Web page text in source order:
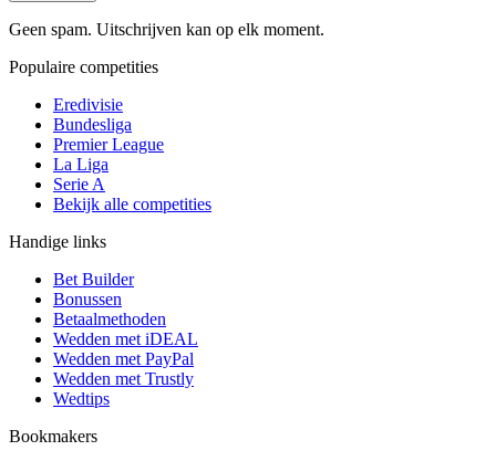
Geen spam. Uitschrijven kan op elk moment.
Populaire competities
Eredivisie
Bundesliga
Premier League
La Liga
Serie A
Bekijk alle competities
Handige links
Bet Builder
Bonussen
Betaalmethoden
Wedden met iDEAL
Wedden met PayPal
Wedden met Trustly
Wedtips
Bookmakers